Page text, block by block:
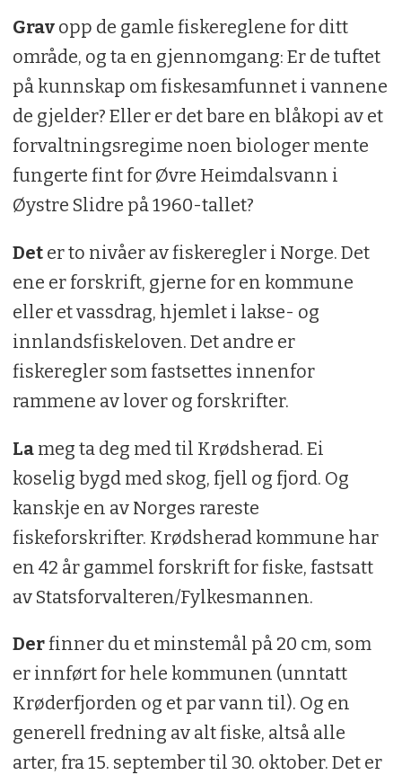
Gravopp de gamle fiskereglene for ditt
område, og ta en gjennomgang: Er de tuftet
på kunnskap om fiskesamfunnet i vannene
de gjelder? Eller er det bare en blåkopi av et
forvaltningsregime noen biologer mente
fungerte fint for Øvre Heimdalsvann i
Øystre Slidre på 1960-tallet?
Deter to nivåer av fiskeregler i Norge. Det
ene er forskrift, gjerne for en kommune
eller et vassdrag, hjemlet i lakse- og
innlandsfiskeloven. Det andre er
fiskeregler som fastsettes innenfor
rammene av lover og forskrifter.
Lameg ta deg med til Krødsherad. Ei
koselig bygd med skog, fjell og fjord. Og
kanskje en av Norges rareste
fiskeforskrifter. Krødsherad kommune har
en 42 år gammel forskrift for fiske, fastsatt
av Statsforvalteren/Fylkesmannen.
Derfinner du et minstemål på 20 cm, som
er innført for hele kommunen (unntatt
Krøderfjorden og et par vann til). Og en
generell fredning av alt fiske, altså alle
arter, fra 15. september til 30. oktober. Det er